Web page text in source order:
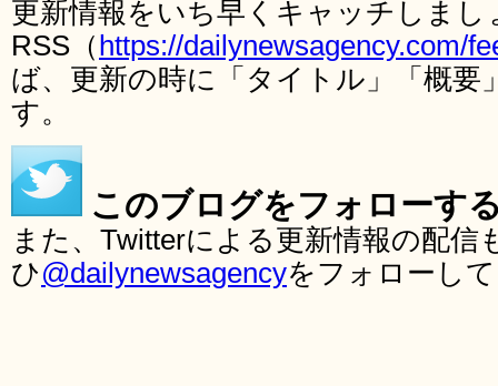
更新情報をいち早くキャッチしま
RSS（ https://dailynewsagency.com/
ば、更新の時に「タイトル」「概要
す。
このブログをフォローす
また、Twitterによる更新情報の配
ひ@dailynewsagencyをフォローし